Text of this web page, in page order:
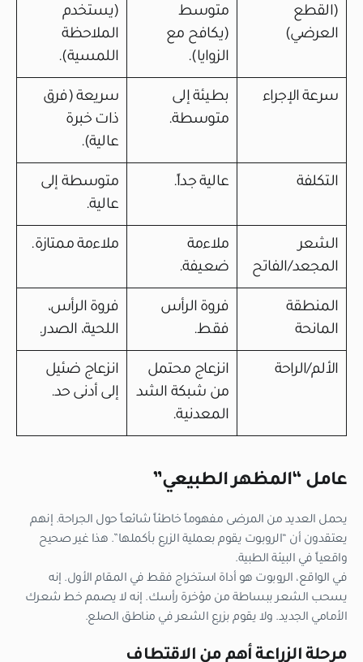
(القطع
العرضي)
متوسط
(يكافح مع
الزوايا).
(يستخدم
الملاحظة
اللمسية).
سرعة الإجراء
بطيئة إلى
متوسطة.
سريعة (فرق
ذات خبرة
عالية).
التكلفة عالية جداً.
متوسطة إلى
عالية.
الشعر
المجعد/الفاتح
ملاءمة
ضعيفة.
ملاءمة ممتازة.
المنطقة
المانحة
فروة الرأس
فقط.
فروة الرأس،
اللحية، الصدر.
الألم/الراحة
انزعاج محتمل
من شبكة الشد
المعدنية.
انزعاج ضئيل
إلى أدنى حد.
عامل “المظهر الطبيعي”
يحمل العديد من المرضى مفهوماً خاطئاً شائعاً حول الجراحة. إنهم
يعتقدون أن “الروبوت يقوم بعملية الزرع بأكملها”. هذا غير صحيح
واقعياً في البيئة الطبية.
في الواقع، الروبوت هو أداة استخراج فقط في المقام الأول. إنه
يسحب الشعر ببساطة من مؤخرة رأسك. إنه لا يصمم خط شعرك
الأمامي الجديد. ولا يقوم بزرع الشعر في مناطق الصلع.
مرحلة الزراعة أهم من الاقتطاف